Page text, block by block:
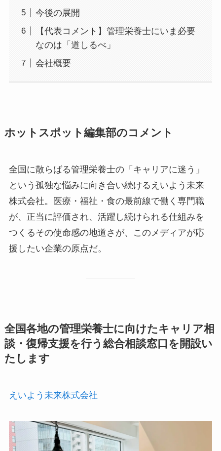
今後の展開
【代表コメント】管理栄養士にいま必要
なのは「道しるべ」
会社概要
ホットスポット編集部のコメント
全国に散らばる管理栄養士の「キャリアに迷う」
という孤独な悩みに向き合い続けるえいよう未来
株式会社。医療・福祉・食の最前線で働く専門職
が、正当に評価され、活躍し続けられる仕組みを
つくるその使命感の地道さが、このメディアが応
援したい企業の原点だ。
全国各地の管理栄養士に向けたキャリア相
談・復帰支援を行う総合相談窓口を開設い
たします
えいよう未来株式会社